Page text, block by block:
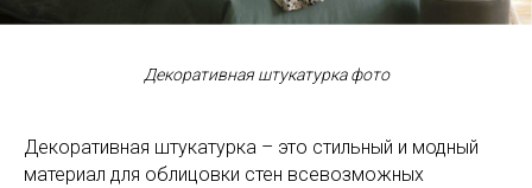
Декоративная штукатурка фото
Декоративная штукатурка – это стильный и модный
материал для облицовки стен всевозможных